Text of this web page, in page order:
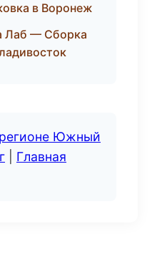
в Воронеж
Лаб — Сборка
Южный
Главная